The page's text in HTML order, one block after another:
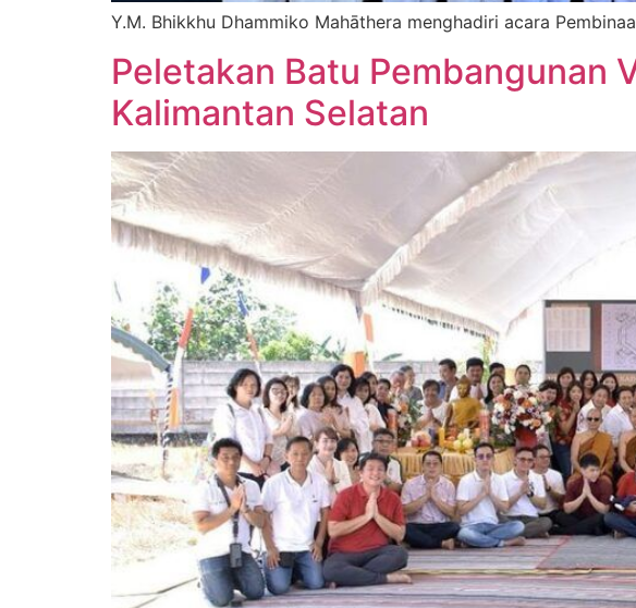
Y.M. Bhikkhu Dhammiko Mahāthera menghadiri acara
Peletakan Batu Pembangunan
Kalimantan Selatan